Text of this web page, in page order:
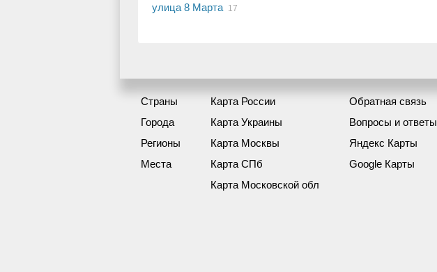
улица 8 Марта 17
Страны
Города
Регионы
Места
Карта России
Карта Украины
Карта Москвы
Карта СПб
Карта Московской обл
Обратная связь
Вопросы и ответы
Яндекс Карты
Google Карты